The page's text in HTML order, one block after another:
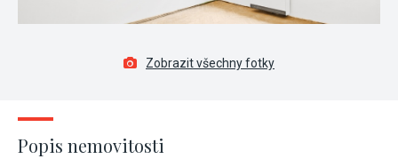
Zobrazit všechny fotky
Popis nemovitosti